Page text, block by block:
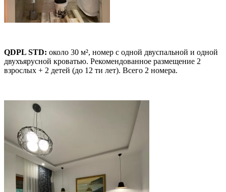
QDPL STD: около 30 м², номер с одной двуспальной и одной
двухъярусной кроватью. Рекомендованное размещение 2
взрослых + 2 детей (до 12 ти лет). Всего 2 номера.